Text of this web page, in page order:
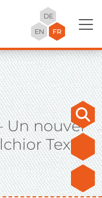
DE
EN
FR
Un nouvel
Textil